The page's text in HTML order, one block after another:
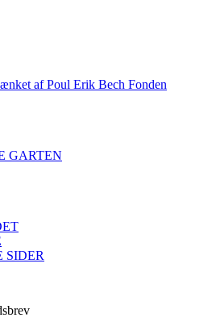
af Poul Erik Bech Fonden
GARTEN
SIDER